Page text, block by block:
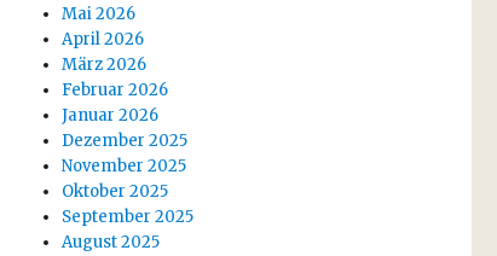
Mai 2026
April 2026
März 2026
Februar 2026
Januar 2026
Dezember 2025
November 2025
Oktober 2025
September 2025
August 2025